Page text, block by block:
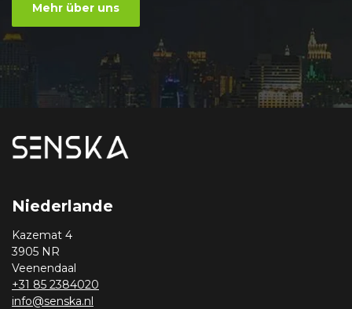
Mehr über uns
Niederlande
Kazemat 4
3905 NR
Veenendaal
+31 85 2384020
info@senska.nl